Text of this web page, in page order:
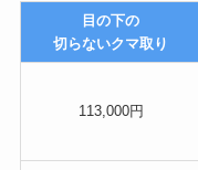
目の下の
切らないクマ取り
113,000円